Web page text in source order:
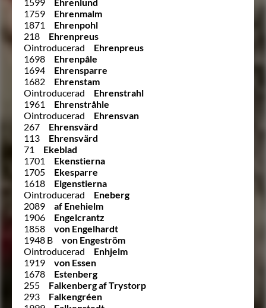
1759
Ehrenmalm
1871
Ehrenpohl
218
Ehrenpreus
Ointroducerad
Ehrenpreus
1698
Ehrenpåle
1694
Ehrensparre
1682
Ehrenstam
Ointroducerad
Ehrenstrahl
1961
Ehrenstråhle
Ointroducerad
Ehrensvan
267
Ehrensvärd
113
Ehrensvärd
71
Ekeblad
1701
Ekenstierna
1705
Ekesparre
1618
Elgenstierna
Ointroducerad
Eneberg
2089
af Enehielm
1906
Engelcrantz
1858
von Engelhardt
1948 B
von Engeström
Ointroducerad
Enhjelm
1919
von Essen
1678
Estenberg
255
Falkenberg af Trystorp
293
Falkengréen